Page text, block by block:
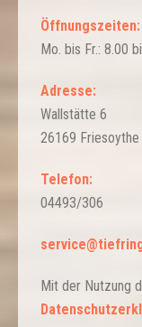
Öffnungszeiten:
Mo. bis Fr.: 8.00
Adresse:
Wallstätte 6
26169 Friesoythe
Telefon:
04493/306
Mit der Nutzung